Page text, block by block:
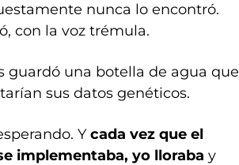
nunca lo encontró.
con la voz trémula.
guardó una botella de agua que
sus datos genéticos.
Ycada vez que el
implementaba, yo lloraba y